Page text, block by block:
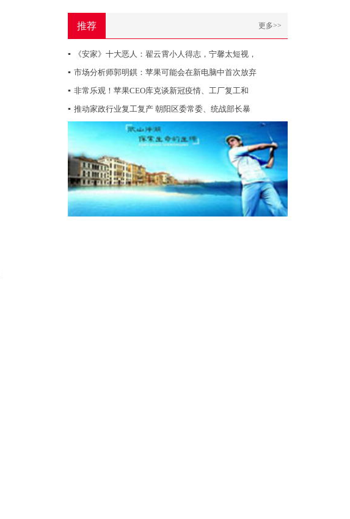
推荐 更多>>
▪
《安家》十大恶人：翟云霄小人得志，宁馨太短视，
▪ 市场分析师郭明錤：苹果可能会在新电脑中首次放弃
▪ 非常乐观！苹果CEO库克谈新冠疫情、工厂复工和
▪ 推动家政行业复工复产 朝阳区委常委、统战部长暴